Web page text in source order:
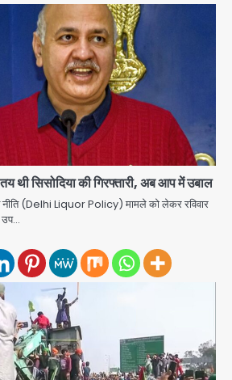
सिसोदिया की गिरफ्तारी, अब आप में उबाल
(Delhi Liquor Policy) मामले को लेकर रविवार
उप…
पहला स्थान हासिल करना लक्ष्य: डीएम
JHJ
साल बाद कानून के शिकंजे में आया हत्या का
आरोपी
Team JHJ